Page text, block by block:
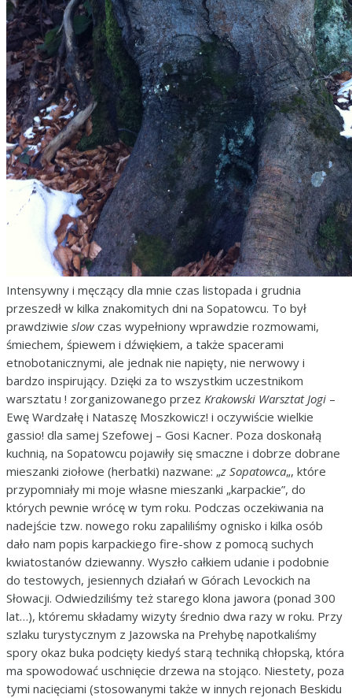
Intensywny i męczący dla mnie czas listopada i grudnia
przeszedł w kilka znakomitych dni na Sopatowcu. To był
prawdziwie slow czas wypełniony wprawdzie rozmowami,
śmiechem, śpiewem i dźwiękiem, a także spacerami
etnobotanicznymi, ale jednak nie napięty, nie nerwowy i
bardzo inspirujący. Dzięki za to wszystkim uczestnikom
warsztatu ! zorganizowanego przez Krakowski Warsztat Jogi –
Ewę Wardzałę i Nataszę Moszkowicz! i oczywiście wielkie
gassio! dla samej Szefowej – Gosi Kacner. Poza doskonałą
kuchnią, na Sopatowcu pojawiły się smaczne i dobrze dobrane
mieszanki ziołowe (herbatki) nazwane: „z Sopatowca„, które
przypomniały mi moje własne mieszanki „karpackie”, do
których pewnie wrócę w tym roku. Podczas oczekiwania na
nadejście tzw. nowego roku zapaliliśmy ognisko i kilka osób
dało nam popis karpackiego fire-show z pomocą suchych
kwiatostanów dziewanny. Wyszło całkiem udanie i podobnie
do testowych, jesiennych działań w Górach Levockich na
Słowacji. Odwiedziliśmy też starego klona jawora (ponad 300
lat…), któremu składamy wizyty średnio dwa razy w roku. Przy
szlaku turystycznym z Jazowska na Prehybę napotkaliśmy
spory okaz buka podcięty kiedyś starą techniką chłopską, która
ma spowodować uschnięcie drzewa na stojąco. Niestety, poza
tymi nacięciami (stosowanymi także w innych rejonach Beskidu